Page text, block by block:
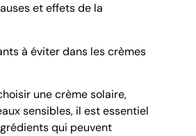
et effets de la
à éviter dans les crèmes
une crème solaire,
sensibles, il est essentiel
qui peuvent